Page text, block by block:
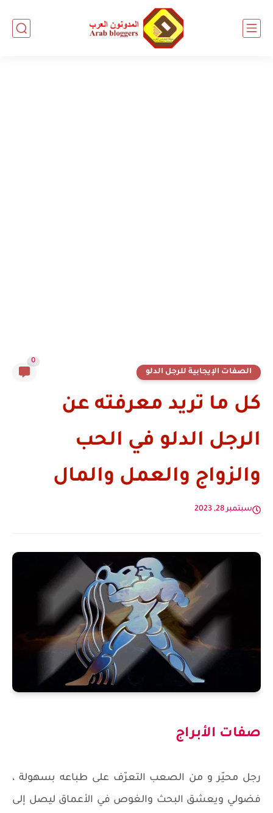
الصفات الإيجابية للرجل الدلو
0
كل ما تريد معرفته عن
الرجل الدلو في الحب
والزواج والعمل والمال
سبتمبر 28, 2023
صفات الأبراج
رجل محيّر و من الصعب التعرّف على طباعه بسهولة ،
فضولي ويعشق البحث والغوص في الأعماق ليصل إلى